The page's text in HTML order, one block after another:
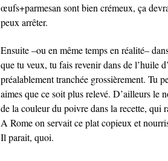
œufs+parmesan sont bien crémeux, ça
peux arrêter.
Ensuite –ou en même temps en réalité–
que tu veux, tu fais revenir dans de l’huile
préalablement tranchée grossièrement. Tu
aimes que ce soit plus relevé. D’ailleurs le
de la couleur du poivre dans la recette, qui
A Rome on servait ce plat copieux et
Il parait, quoi.